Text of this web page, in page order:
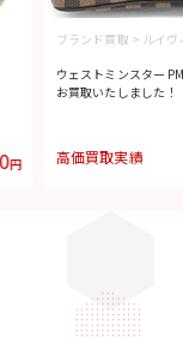
円
ブランド買取 > ルイヴ
ウェストミンスター
お買取いたしました！
高価買取実績